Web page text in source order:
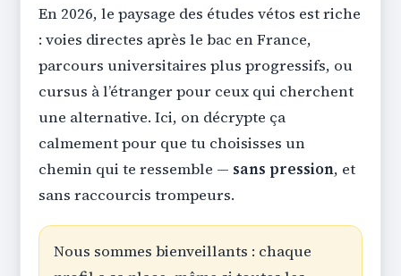
En 2026, le paysage des études vétos est riche
: voies directes après le bac en France,
parcours universitaires plus progressifs, ou
cursus à l’étranger pour ceux qui cherchent
une alternative. Ici, on décrypte ça
calmement pour que tu choisisses un
chemin qui te ressemble — sans pression, et
sans raccourcis trompeurs.
Nous sommes bienveillants : chaque